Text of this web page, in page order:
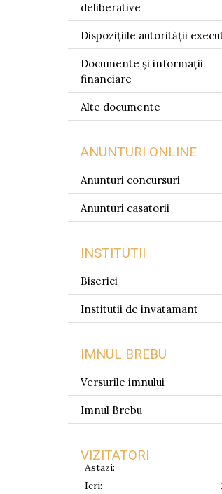
deliberative
Dispozițiile autorității
Documente și informații
financiare
Alte documente
ANUNTURI ONLINE
Anunturi concursuri
Anunturi casatorii
INSTITUTII
Biserici
Institutii de invatamant
IMNUL BREBU
Versurile imnului
Imnul Brebu
VIZITATORI
Astazi:
Ieri: